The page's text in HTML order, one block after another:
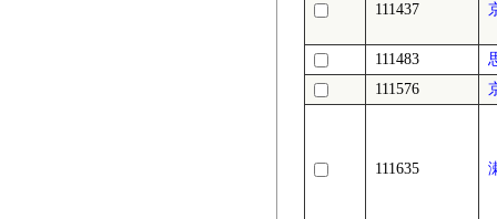
111437
111483
111576
111635